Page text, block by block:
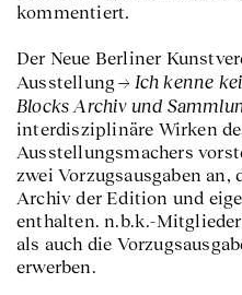
kommentiert.
Der Neue Berliner
Ausstellung
Ich kenne
Blocks Archiv und
interdisziplinäre Wirken
Ausstellungsmachers
zwei Vorzugsausgaben
Archiv der Edition und
enthalten. n.b.k.-
als auch die
erwerben.